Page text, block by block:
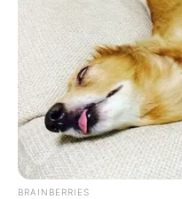
Critics Were
Grace Kelly
BRAINBERRIES
46 Years Later, The
Unrecognizable
BRAINBERRIES
BRAINBERRIES